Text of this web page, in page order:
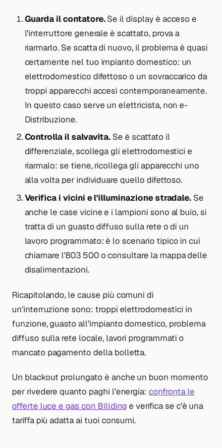
Guarda il contatore.Se il display è acceso e
l’interruttore generale è scattato, prova a
riarmarlo. Se scatta di nuovo, il problema è quasi
certamente nel tuo impianto domestico: un
elettrodomestico difettoso o un sovraccarico da
troppi apparecchi accesi contemporaneamente.
In questo caso serve un elettricista, non e-
Distribuzione.
Controlla il salvavita. Se è scattato il
differenziale, scollega gli elettrodomestici e
riarmalo: se tiene, ricollega gli apparecchi uno
alla volta per individuare quello difettoso.
Verifica i vicini e l’illuminazione stradale. Se
anche le case vicine e i lampioni sono al buio, si
tratta di un guasto diffuso sulla rete o di un
lavoro programmato: è lo scenario tipico in cui
chiamare l’803 500 o consultare la mappa delle
disalimentazioni.
Ricapitolando, le cause più comuni di
un’interruzione sono: troppi elettrodomestici in
funzione, guasto all’impianto domestico, problema
diffuso sulla rete locale, lavori programmati o
mancato pagamento della bolletta.
Un blackout prolungato è anche un buon momento
per rivedere quanto paghi l’energia:confronta le
offerte luce e gas con Billding e verifica se c’è una
tariffa più adatta ai tuoi consumi.